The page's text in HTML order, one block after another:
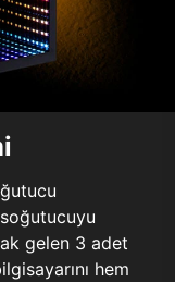
gelen 3 adet
hem